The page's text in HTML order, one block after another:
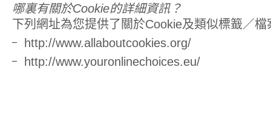
哪裏有關於Cookie的詳細資訊？
下列網址為您提供了關於Cookie及類似標籖／
http://www.allaboutcookies.org/
http://www.youronlinechoices.eu/